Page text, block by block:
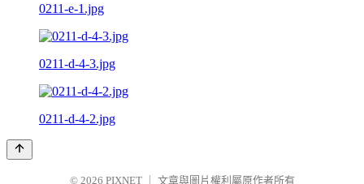
0211-e-1.jpg
0211-d-4-3.jpg
0211-d-4-2.jpg
© 2026 PIXNET 文章與圖片權利屬原作者所有